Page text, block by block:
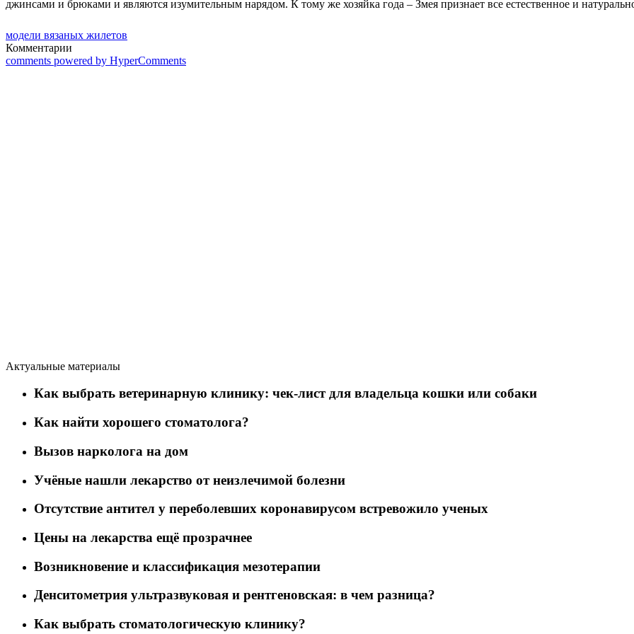
джинсами и брюками и являются изумительным нарядом. К тому же хозяйка года – Змея признает все естественное и
модели вязаных жилетов
Комментарии
comments powered by HyperComments
Актуальные материалы
Как выбрать ветеринарную клинику: чек-лист для владельца кошки или собаки
Как найти хорошего стоматолога?
Вызов нарколога на дом
Учёные нашли лекарство от неизлечимой болезни
Отсутствие антител у переболевших коронавирусом встревожило ученых
Цены на лекарства ещё прозрачнее
Возникновение и классификация мезотерапии
Денситометрия ультразвуковая и рентгеновская: в чем разница?
Как выбрать стоматологическую клинику?